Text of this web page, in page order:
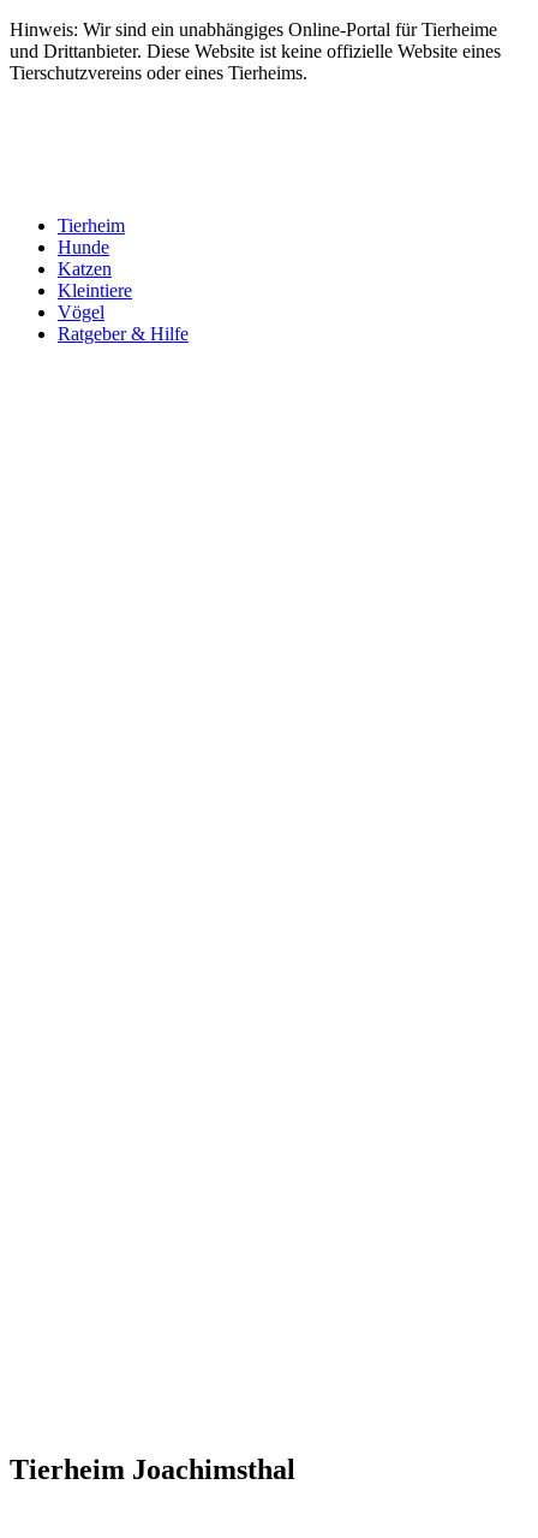
Hinweis: Wir sind ein unabhängiges Online-Portal für Tierheime
und Drittanbieter. Diese Website ist keine offizielle Website eines
Tierschutzvereins oder eines Tierheims.
Tierheim
Hunde
Katzen
Kleintiere
Vögel
Ratgeber & Hilfe
Tierheim Joachimsthal